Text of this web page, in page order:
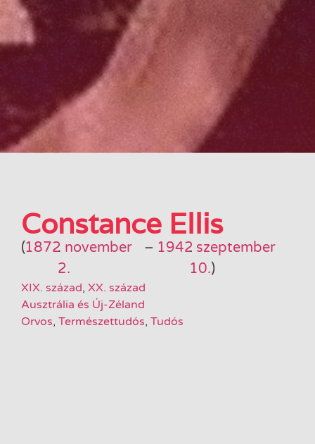
Constance Ellis
(1872. november
2.
– 1942. szeptember
10.)
XIX. század, XX. század
Ausztrália és Új-Zéland
Orvos, Természettudós, Tudós